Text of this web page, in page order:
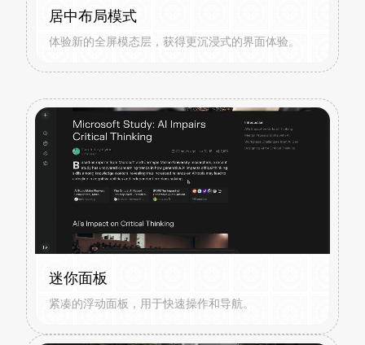
居中布局模式
体验新的全屏模态层，获得更沉浸式的界面体验。
迷你面板
紧凑的浮动面板，用于快速操作和导航。